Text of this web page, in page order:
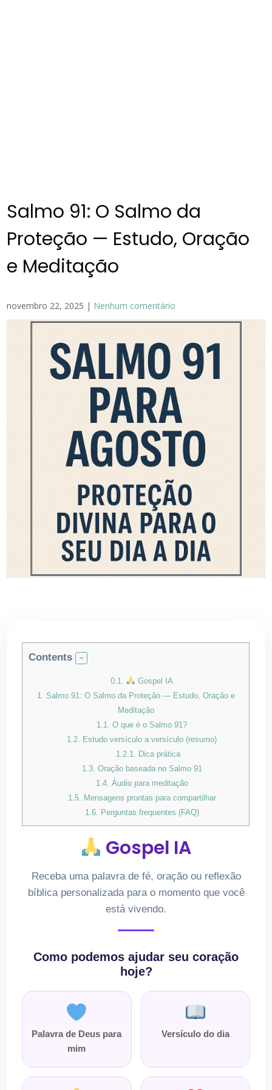
Salmo 91: O Salmo da
Proteção — Estudo, Oração
e Meditação
novembro 22, 2025 | Nenhum comentário
Contents
0.1.
Gospel IA
1.
Salmo 91: O Salmo da Proteção — Estudo, Oração e
Meditação
1.1.
O que é o Salmo 91?
1.2. Estudo versículo a versículo (resumo)
1.2.1.
Dica prática
1.3. Oração baseada no Salmo 91
1.4. Áudio para meditação
1.5. Mensagens prontas para compartilhar
1.6. Perguntas frequentes (FAQ)
Gospel IA
Receba uma palavra de fé, oração ou reflexão
bíblica personalizada para o momento que você
está vivendo.
Como podemos ajudar seu coração
hoje?
Palavra de Deus para
mim
Versículo do dia